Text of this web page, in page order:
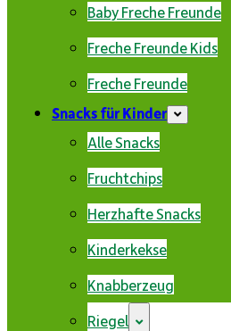
Baby Freche Freunde
Freche Freunde Kids
Freche Freunde
Snacks für Kinder
Alle Snacks
Fruchtchips
Herzhafte Snacks
Kinderkekse
Knabberzeug
Riegel